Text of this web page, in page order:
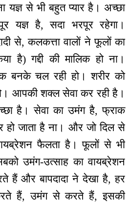
यज्ञ से भी बहुत प्यार है। अच्छा
यज्ञ है, सदा भरपूर रहेगा।
से, कलकत्ता वालों ने फूलों का
है) गद्दी की मालिक हो ना।
बनके चल रही हो। शरीर को
आपकी शक्ल सेवा कर रही है।
है। सेवा का उमंग है, फ्राक
हो जाता है ना। और जो दिल से
फैलता है। फूलों से भी
उमंग-उत्साह का वायब्रेशन
हैं और बापदादा ने देखा है, हर
हैं, उमंग से करते हैं, इसकी